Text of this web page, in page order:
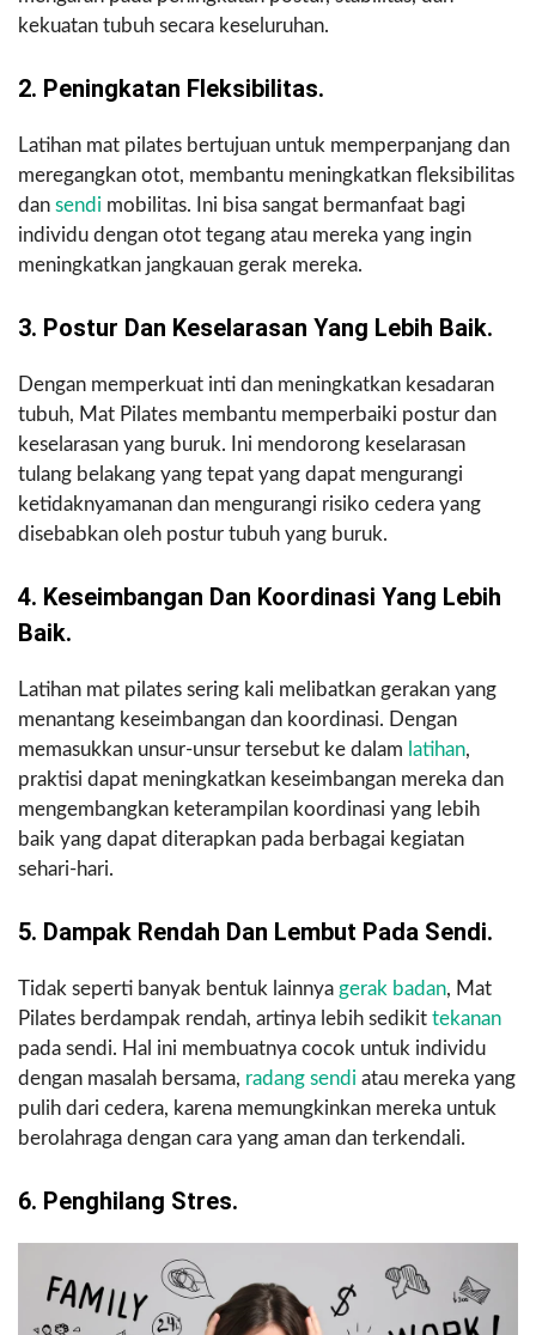
kekuatan tubuh secara keseluruhan.
2. Peningkatan Fleksibilitas.
Latihan mat pilates bertujuan untuk memperpanjang dan
meregangkan otot, membantu meningkatkan fleksibilitas
dan sendi mobilitas. Ini bisa sangat bermanfaat bagi
individu dengan otot tegang atau mereka yang ingin
meningkatkan jangkauan gerak mereka.
3. Postur Dan Keselarasan Yang Lebih Baik.
Dengan memperkuat inti dan meningkatkan kesadaran
tubuh, Mat Pilates membantu memperbaiki postur dan
keselarasan yang buruk. Ini mendorong keselarasan
tulang belakang yang tepat yang dapat mengurangi
ketidaknyamanan dan mengurangi risiko cedera yang
disebabkan oleh postur tubuh yang buruk.
4. Keseimbangan Dan Koordinasi Yang Lebih
Baik.
Latihan mat pilates sering kali melibatkan gerakan yang
menantang keseimbangan dan koordinasi. Dengan
memasukkan unsur-unsur tersebut ke dalam latihan,
praktisi dapat meningkatkan keseimbangan mereka dan
mengembangkan keterampilan koordinasi yang lebih
baik yang dapat diterapkan pada berbagai kegiatan
sehari-hari.
5. Dampak Rendah Dan Lembut Pada Sendi.
Tidak seperti banyak bentuk lainnya gerak badan, Mat
Pilates berdampak rendah, artinya lebih sedikit tekanan
pada sendi. Hal ini membuatnya cocok untuk individu
dengan masalah bersama, radang sendi atau mereka yang
pulih dari cedera, karena memungkinkan mereka untuk
berolahraga dengan cara yang aman dan terkendali.
6. Penghilang Stres.